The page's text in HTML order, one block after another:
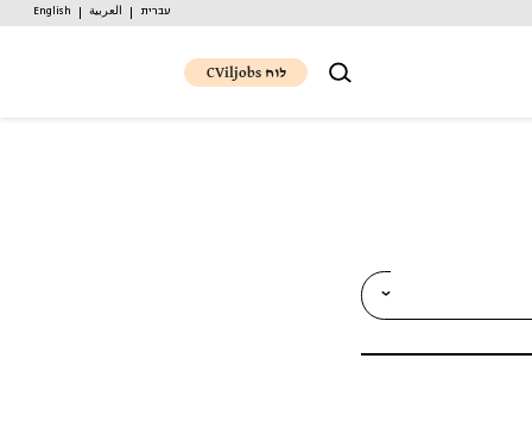
עברית العربية English
לוח CViljobs